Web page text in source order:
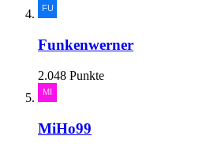
Funkenwerner
2.048 Punkte
MiHo99